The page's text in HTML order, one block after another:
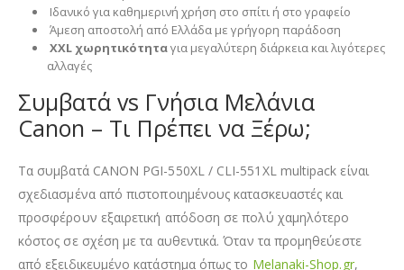
Ιδανικό για καθημερινή χρήση στο σπίτι ή στο γραφείο
Άμεση αποστολή από Ελλάδα με γρήγορη παράδοση
XXL χωρητικότηταγια μεγαλύτερη διάρκεια και λιγότερες
αλλαγές
Συμβατά vs Γνήσια Μελάνια
Canon – Τι Πρέπει να Ξέρω;
Τα συμβατά CANON PGI-550XL / CLI-551XL multipack είναι
σχεδιασμένα από πιστοποιημένους κατασκευαστές και
προσφέρουν εξαιρετική απόδοση σε πολύ χαμηλότερο
κόστος σε σχέση με τα αυθεντικά. Όταν τα προμηθεύεστε
από εξειδικευμένο κατάστημα όπως το Melanaki-Shop.gr,